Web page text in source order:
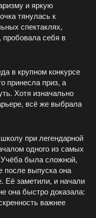
и яркую
тянулась к
спектаклях,
пробовала себя в
в крупном конкурсе
принесла приз, а
Хотя изначально
всё же выбрала
при легендарной
одного из самых
была сложной,
выпуска она
Её заметили, и начали
она быстро доказала:
важнее